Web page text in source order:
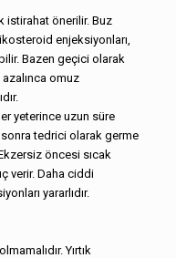
istirahat önerilir. Buz
enjeksiyonları,
Bazen geçici olarak
azalınca omuz
yeterince uzun süre
sonra tedrici olarak germe
öncesi sıcak
verir. Daha ciddi
yararlıdır.
Yırtık